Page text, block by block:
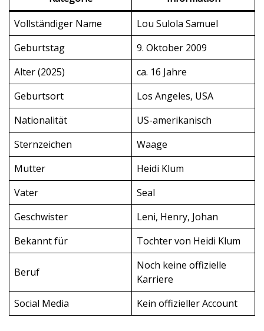
Vollständiger Name
Lou Sulola Samuel
Geburtstag
9. Oktober 2009
Alter (2025)
ca. 16 Jahre
Geburtsort
Los Angeles, USA
Nationalität
US-amerikanisch
Sternzeichen
Waage
Mutter
Heidi Klum
Vater
Seal
Geschwister
Leni, Henry, Johan
Bekannt für
Tochter von Heidi Klum
Beruf
Noch keine offizielle
Karriere
Social Media
Kein offizieller Account